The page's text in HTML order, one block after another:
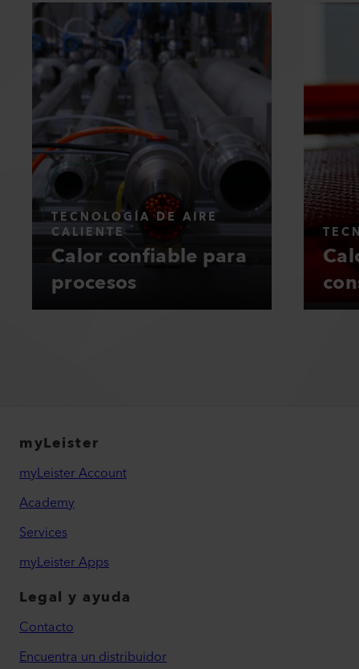
TECNOLOGÍA DE AIRE
CALIENTE
Calor confiable para
procesos
myLeister
myLeister Account
Academy
Services
myLeister Apps
Legal y ayuda
Contacto
Encuentra un distribuidor